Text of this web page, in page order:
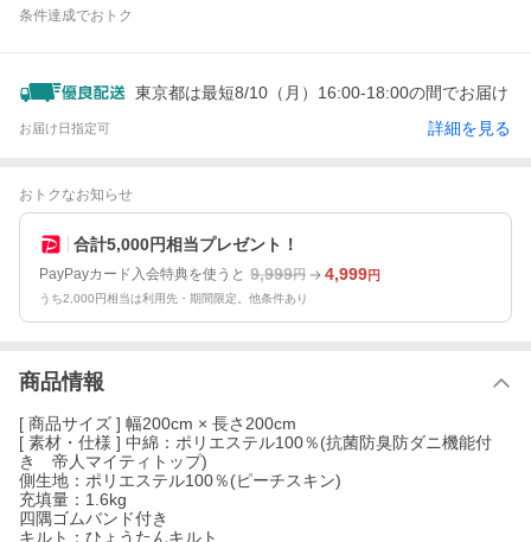
条件達成でおトク
東京都は最短8/10（月）16:00-18:00の間でお届け
お届け日指定可 詳細を見る
おトクなお知らせ
合計5,000円相当プレゼント！
PayPayカード入会特典を使うと 9,999円 4,999円
うち2,000円相当は利用先・期間限定。他条件あり
商品情報
[ 商品サイズ ] 幅200cm × 長さ200cm
[ 素材・仕様 ] 中綿：ポリエステル100％(抗菌防臭防ダニ機能付
き 帝人マイティトップ)
側生地：ポリエステル100％(ピーチスキン)
充填量：1.6kg
四隅ゴムバンド付き
キルト：ひょうたんキルト